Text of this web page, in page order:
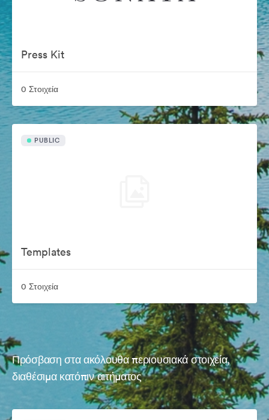
Press Kit
0 Στοιχεία
PUBLIC
Templates
0 Στοιχεία
Πρόσβαση στα ακόλουθα περιουσιακά στοιχεία,
διαθέσιμα κατόπιν αιτήματος